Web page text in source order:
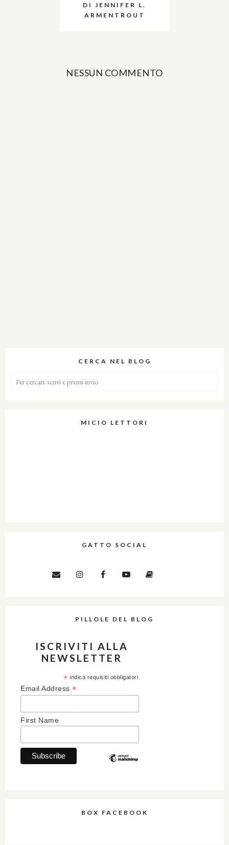
DI JENNIFER L.
ARMENTROUT
NESSUN COMMENTO
CERCA NEL BLOG
MICIO LETTORI
GATTO SOCIAL
PILLOLE DEL BLOG
ISCRIVITI ALLA
NEWSLETTER
* indica requisiti obbligatori
Email Address *
First Name
BOX FACEBOOK